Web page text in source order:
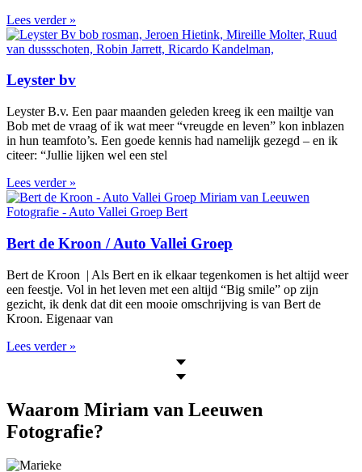
Lees verder »
Leyster bv
Leyster B.v. Een paar maanden geleden kreeg ik een mailtje van
Bob met de vraag of ik wat meer “vreugde en leven” kon inblazen
in hun teamfoto’s. Een goede kennis had namelijk gezegd – en ik
citeer: “Jullie lijken wel een stel
Lees verder »
Bert de Kroon / Auto Vallei Groep
Bert de Kroon | Als Bert en ik elkaar tegenkomen is het altijd weer
een feestje. Vol in het leven met een altijd “Big smile” op zijn
gezicht, ik denk dat dit een mooie omschrijving is van Bert de
Kroon. Eigenaar van
Lees verder »
Waarom Miriam van Leeuwen
Fotografie?